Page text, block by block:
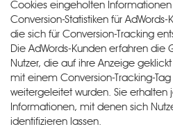
Cookies eingeholten
Conversion-Statistiken für AdWords-
die sich für Conversion-Tracking
Die AdWords-Kunden erfahren die
Nutzer, die auf ihre Anzeige
mit einem Conversion-Tracking-
weitergeleitet wurden. Sie erhalten
Informationen, mit denen sich
identifizieren lassen.